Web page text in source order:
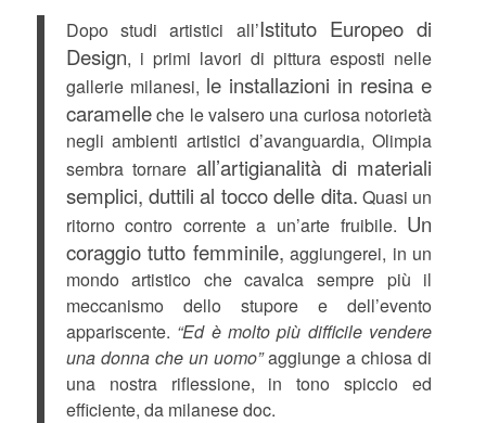
Dopo studi artistici all’Istituto Europeo di
Design, i primi lavori di pittura esposti nelle
gallerie milanesi, le installazioni in resina e
caramelleche le valsero una curiosa notorietà
negli ambienti artistici d’avanguardia, Olimpia
sembra tornare all’artigianalità di materiali
semplici, duttili al tocco delle dita. Quasi un
ritorno contro corrente a un’arte fruibile. Un
coraggio tutto femminile, aggiungerei, in un
mondo artistico che cavalca sempre più il
meccanismo dello stupore e dell’evento
appariscente. “Ed è molto più difficile vendere
una donna che un uomo”aggiunge a chiosa di
una nostra riflessione, in tono spiccio ed
efficiente, da milanese doc.